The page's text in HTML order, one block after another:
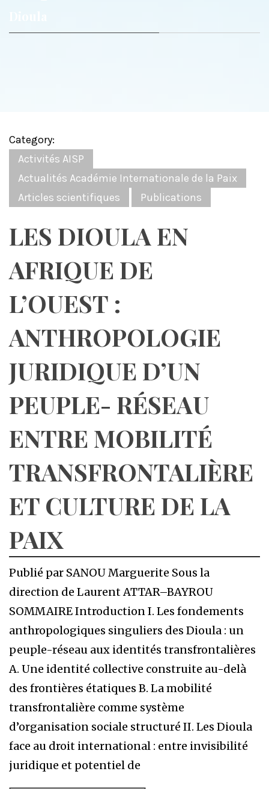
Category:
Activités AISP
Actualités Académie Internationale de la Paix
Articles scientifiques
Publications
LES DIOULA EN
AFRIQUE DE
L’OUEST :
ANTHROPOLOGIE
JURIDIQUE D’UN
PEUPLE- RÉSEAU
ENTRE MOBILITÉ
TRANSFRONTALIÈRE
ET CULTURE DE LA
PAIX
Publié par SANOU Marguerite Sous la
direction de Laurent ATTAR–BAYROU
SOMMAIRE Introduction I. Les fondements
anthropologiques singuliers des Dioula : un
peuple-réseau aux identités transfrontalières
A. Une identité collective construite au-delà
des frontières étatiques B. La mobilité
transfrontalière comme système
d’organisation sociale structuré II. Les Dioula
face au droit international : entre invisibilité
juridique et potentiel de